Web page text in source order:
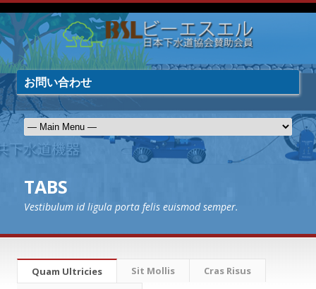
お問い合わせ
TABS
Vestibulum id ligula porta felis euismod semper.
Quam Ultricies Sit Mollis
Cras Risus